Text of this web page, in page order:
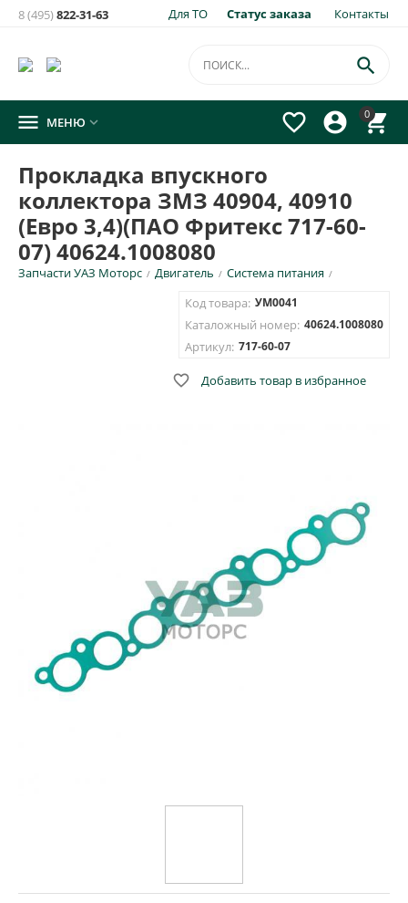
Для ТО Статус заказа Контакты
8 (495)822-31-63
0




 МЕНЮ 
Прокладка впускного
коллектора ЗМЗ 40904, 40910
(Евро 3,4)(ПАО Фритекс 717-60-
07) 40624.1008080
Запчасти УАЗ Моторс / Двигатель / Система питания /
Код товара: УМ0041
Каталожный номер: 40624.1008080
Артикул: 717-60-07
 Добавить товар в избранное